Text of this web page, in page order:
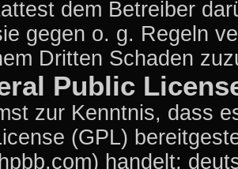
dem Betreiber
gegen o. g. Regeln
Dritten Schaden
Public
zur Kenntnis, dass
(GPL)
handelt;